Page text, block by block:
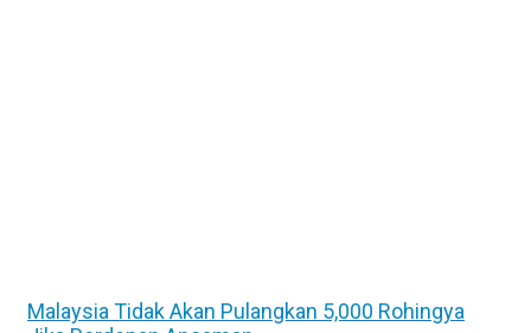
Malaysia Tidak Akan Pulangkan 5,000 Rohingya